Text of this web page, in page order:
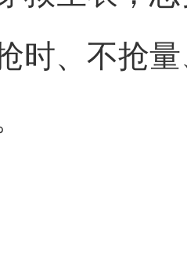
时、不抢